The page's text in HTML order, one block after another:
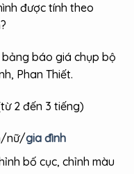
được tính theo
báo giá chụp bộ
Phan Thiết.
2 đến 3 tiếng)
nữ/gia đình
bố cục, chỉnh màu